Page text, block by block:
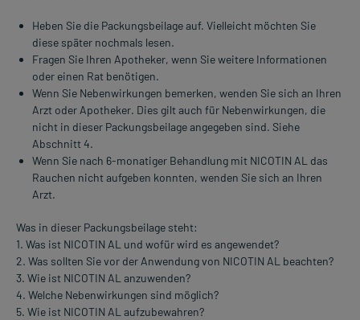
Heben Sie die Packungsbeilage auf. Vielleicht möchten Sie
diese später nochmals lesen.
Fragen Sie Ihren Apotheker, wenn Sie weitere Informationen
oder einen Rat benötigen.
Wenn Sie Nebenwirkungen bemerken, wenden Sie sich an Ihren
Arzt oder Apotheker. Dies gilt auch für Nebenwirkungen, die
nicht in dieser Packungsbeilage angegeben sind. Siehe
Abschnitt 4.
Wenn Sie nach 6-monatiger Behandlung mit NICOTIN AL das
Rauchen nicht aufgeben konnten, wenden Sie sich an Ihren
Arzt.
Was in dieser Packungsbeilage steht:
1. Was ist NICOTIN AL und wofür wird es angewendet?
2. Was sollten Sie vor der Anwendung von NICOTIN AL beachten?
3. Wie ist NICOTIN AL anzuwenden?
4. Welche Nebenwirkungen sind möglich?
5. Wie ist NICOTIN AL aufzubewahren?